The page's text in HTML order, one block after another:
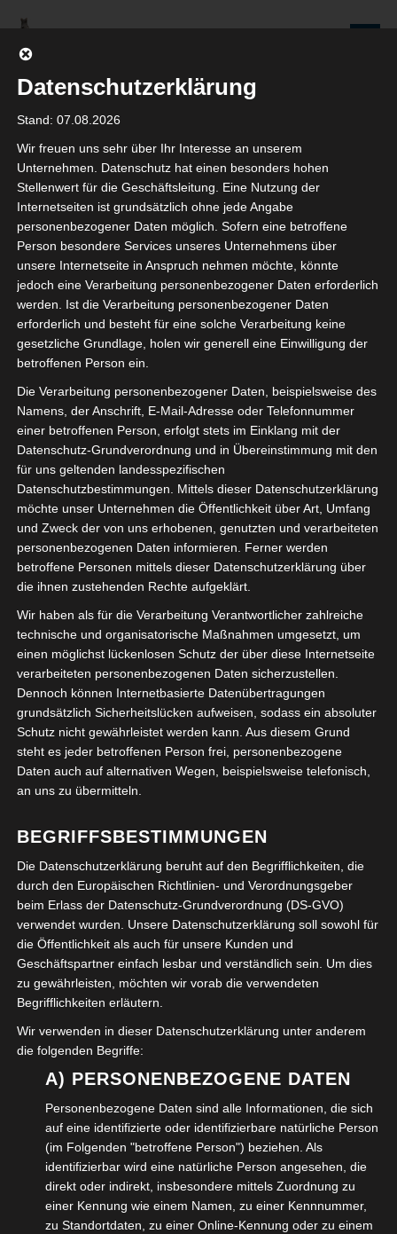
springen
Seniorenredaktion
Wolfenbüttel
WIR WERDEN NICHT NUR ÄLTER, WIR WERDEN AUCH IMMER BESSER!
Kategorie: Soziales
Wohnen im Alter
29. JULI 2026
Seniorenbetreung Schloss Schliestedt, erläutert in einem
Interview mit Maren Pradhan die verschiedenen
Möglichkeiten des…
WEITERLESEN →
VERÖFFENTLICHT IN:SOZIALES
ABGELEGT UNTER: WOLFENBÜTTEL SENIOREN PFLEGE
BETREUTES WOHNEN
Die neue Samsonschule in
Wolfenbüttel
8. JUNI 2026
SENIOR DETLEF
KOMMENTAR SCHREIBEN
Ende 2025 wurde das altehrwürdige Gebäude am Eingan
Wohnheim für Studierende und Auszubindende. Eingeb
ettet in das neu entstandene Samson Quartier rund um
den Leopold Zunz Platz.
Welche Bedeutung hat das Bauvorhaben und die neuerli
che Verwendung für Wolfenbüttel und die Initiatoren?
Eine Antwort darauf gibt der Film und die geführten Inte
rviews.
WEITERLESEN →
VERÖFFENTLICHT IN:FREIZEIT,KULTUR,SOZIALES
ABGELEGT UNTER:
DEMOKRATIE DENKMÄLER
Benennung des Wolfenbütteler
Quartiers Samson-Schule in Leopold-
Datenschutzerklärung
Stand: 07.08.2026
Wir freuen uns sehr über Ihr Interesse an unserem
Unternehmen. Datenschutz hat einen besonders hohen
Stellenwert für die Geschäftsleitung. Eine Nutzung der
Internetseiten ist grundsätzlich ohne jede Angabe
personenbezogener Daten möglich. Sofern eine betroffene
Person besondere Services unseres Unternehmens über
unsere Internetseite in Anspruch nehmen möchte, könnte
jedoch eine Verarbeitung personenbezogener Daten erforderlich
werden. Ist die Verarbeitung personenbezogener Daten
erforderlich und besteht für eine solche Verarbeitung keine
gesetzliche Grundlage, holen wir generell eine Einwilligung der
betroffenen Person ein.
Die Verarbeitung personenbezogener Daten, beispielsweise des
Namens, der Anschrift, E-Mail-Adresse oder Telefonnummer
einer betroffenen Person, erfolgt stets im Einklang mit der
Datenschutz-Grundverordnung und in Übereinstimmung mit den
für uns geltenden landesspezifischen
Datenschutzbestimmungen. Mittels dieser Datenschutzerklärung
möchte unser Unternehmen die Öffentlichkeit über Art, Umfang
und Zweck der von uns erhobenen, genutzten und verarbeiteten
personenbezogenen Daten informieren. Ferner werden
betroffene Personen mittels dieser Datenschutzerklärung über
die ihnen zustehenden Rechte aufgeklärt.
Wir haben als für die Verarbeitung Verantwortlicher zahlreiche
technische und organisatorische Maßnahmen umgesetzt, um
einen möglichst lückenlosen Schutz der über diese Internetseite
verarbeiteten personenbezogenen Daten sicherzustellen.
Dennoch können Internetbasierte Datenübertragungen
grundsätzlich Sicherheitslücken aufweisen, sodass ein absoluter
Schutz nicht gewährleistet werden kann. Aus diesem Grund
steht es jeder betroffenen Person frei, personenbezogene
Daten auch auf alternativen Wegen, beispielsweise telefonisch,
an uns zu übermitteln.
BEGRIFFSBESTIMMUNGEN
Die Datenschutzerklärung beruht auf den Begrifflichkeiten, die
durch den Europäischen Richtlinien- und Verordnungsgeber
beim Erlass der Datenschutz-Grundverordnung (DS-GVO)
verwendet wurden. Unsere Datenschutzerklärung soll sowohl für
die Öffentlichkeit als auch für unsere Kunden und
Geschäftspartner einfach lesbar und verständlich sein. Um dies
zu gewährleisten, möchten wir vorab die verwendeten
Begrifflichkeiten erläutern.
Wir verwenden in dieser Datenschutzerklärung unter anderem
die folgenden Begriffe:
A) PERSONENBEZOGENE DATEN
Personenbezogene Daten sind alle Informationen, die sich
auf eine identifizierte oder identifizierbare natürliche Person
(im Folgenden "betroffene Person") beziehen. Als
identifizierbar wird eine natürliche Person angesehen, die
direkt oder indirekt, insbesondere mittels Zuordnung zu
einer Kennung wie einem Namen, zu einer Kennnummer,
zu Standortdaten, zu einer Online-Kennung oder zu einem